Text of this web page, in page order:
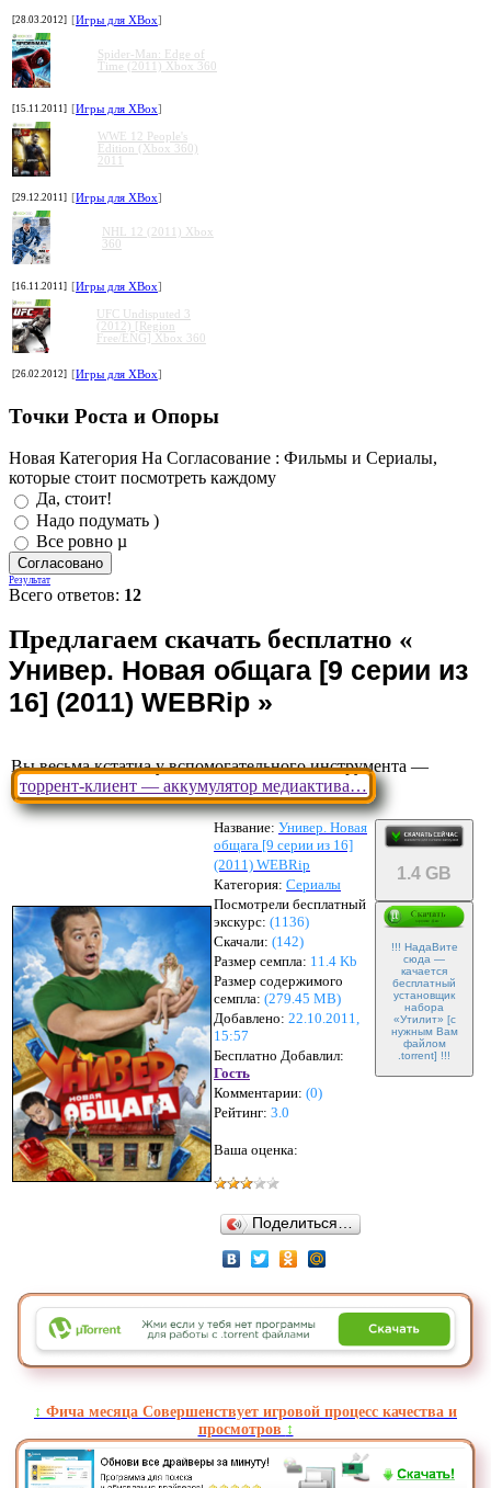
[28.03.2012] [Игры для XBox]
Spider-Man: Edge of
Time (2011) Xbox 360
[15.11.2011] [Игры для XBox]
WWE 12 People's
Edition (Xbox 360)
2011
[29.12.2011] [Игры для XBox]
NHL 12 (2011) Xbox
360
[16.11.2011] [Игры для XBox]
UFC Undisputed 3
(2012) [Region
Free/ENG] Xbox 360
[26.02.2012] [Игры для XBox]
Точки Роста и Опоры
Новая Категория На Согласование : Фильмы и Сериалы,
которые стоит посмотреть каждому
Да, стоит!
Надо подумать )
Все ровно µ
Результат
Всего ответов: 12
Вы весьма кстатиа у вспомогательного инструмента —
торрент-клиент — аккумулятор медиактива…
Название: Универ. Новая
общага [9 серии из 16]
(2011) WEBRip
1.4 GB
!!! НадаВите
сюда —
качается
бесплатный
установщик
набора
«Утилит» [с
нужным Вам
файлом
.torrent] !!!
Категория: Сериалы
Посмотрели бесплатный
экскурс: (1136)
Скачали: (142)
Размер семпла: 11.4 Kb
Размер содержимого
семпла: (279.45 MB)
Добавлено: 22.10.2011,
15:57
Бесплатно Добавлил:
Гость
Комментарии: (0)
Рейтинг: 3.0
Ваша оценка:
Поделиться…
↕️ Фича месяца Совершенствует игровой процесс качества и
просмотров ↕️